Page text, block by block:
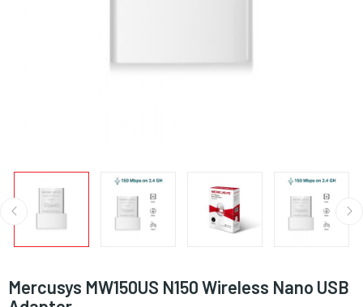
Mercusys MW150US N150 Wireless Nano USB